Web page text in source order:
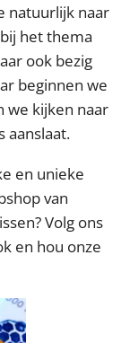
natuurlijk naar
het thema
ook bezig
beginnen we
we kijken naar
aanslaat.
en unieke
van
Volg ons
en hou onze